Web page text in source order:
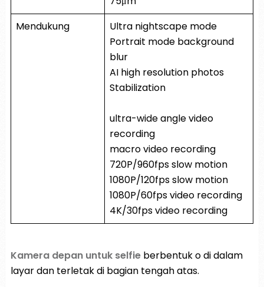
Mendukung
Ultra nightscape mode
Portrait mode background
blur
AI high resolution photos
Stabilization
ultra-wide angle video
recording
macro video recording
720P/960fps slow motion
1080P/120fps slow motion
1080P/60fps video recording
4K/30fps video recording
Kamera depan untuk selfieberbentuk o di dalam
layar dan terletak di bagian tengah atas.